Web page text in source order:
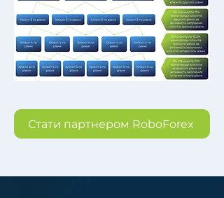
Стати партнером RoboForex